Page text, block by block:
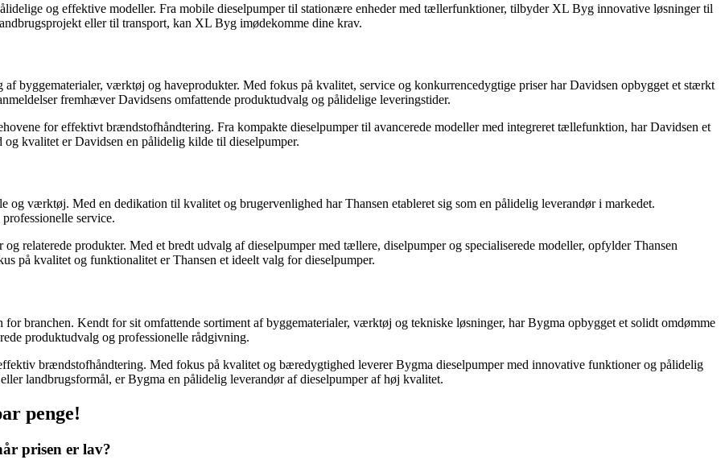
og effektive modeller. Fra mobile dieselpumper til stationære enheder med tællerfunktioner, tilbyder XL Byg innovative løsninger til
eller til transport, kan XL Byg imødekomme dine krav.
byggematerialer, værktøj og haveprodukter. Med fokus på kvalitet, service og konkurrencedygtige priser har Davidsen opbygget et stærkt
fremhæver Davidsens omfattende produktudvalg og pålidelige leveringstider.
for effektivt brændstofhåndtering. Fra kompakte dieselpumper til avancerede modeller med integreret tællefunktion, har Davidsen et
kvalitet er Davidsen en pålidelig kilde til dieselpumper.
og værktøj. Med en dedikation til kvalitet og brugervenlighed har Thansen etableret sig som en pålidelig leverandør i markedet.
service.
relaterede produkter. Med et bredt udvalg af dieselpumper med tællere, diselpumper og specialiserede modeller, opfylder Thansen
på kvalitet og funktionalitet er Thansen et ideelt valg for dieselpumper.
branchen. Kendt for sit omfattende sortiment af byggematerialer, værktøj og tekniske løsninger, har Bygma opbygget et solidt omdømme
produktudvalg og professionelle rådgivning.
brændstofhåndtering. Med fokus på kvalitet og bæredygtighed leverer Bygma dieselpumper med innovative funktioner og pålidelig
landbrugsformål, er Bygma en pålidelig leverandør af dieselpumper af høj kvalitet.
penge!
prisen er lav?